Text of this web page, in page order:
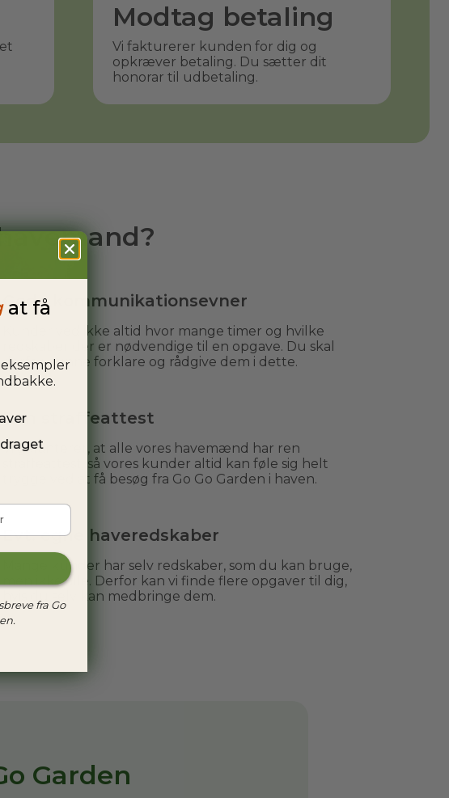
Modtag betaling
Vi fakturerer kunden for dig og
opkræver betaling. Du sætter dit
honorar til udbetaling.
Gode kommunikationsevner
Kunder ved ikke altid hvor mange timer og hvilke
redskaber der er nødvendige til en opgave. Du skal
derfor kunne forklare og rådgive dem i dette.
Ren straffeattest
Vi garanterer, at alle vores havemænd har ren
straffeattest, så vores kunder altid kan føle sig helt
trygge ved at få besøg fra Go Go Garden i haven.
Evt. egne haveredskaber
Mange kunder har selv redskaber, som du kan bruge,
men ikke alle. Derfor kan vi finde flere opgaver til dig,
hvis du selv kan medbringe dem.
Garden
at få
fra Go